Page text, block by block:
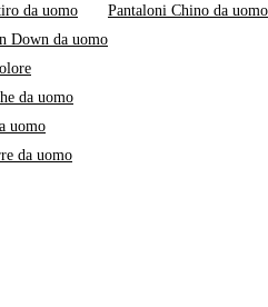
da uomo
Down da uomo
da uomo
uomo
da uomo
Pantaloni Chino da uomo